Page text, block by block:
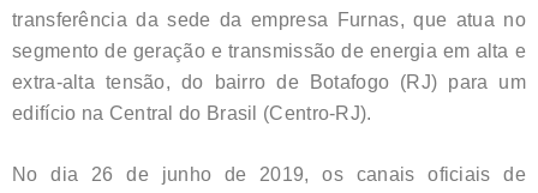
transferência da sede da empresa Furnas, que atua no
segmento de geração e transmissão de energia em alta e
extra-alta tensão, do bairro de Botafogo (RJ) para um
edifício na Central do Brasil (Centro-RJ).
No dia 26 de junho de 2019, os canais oficiais de